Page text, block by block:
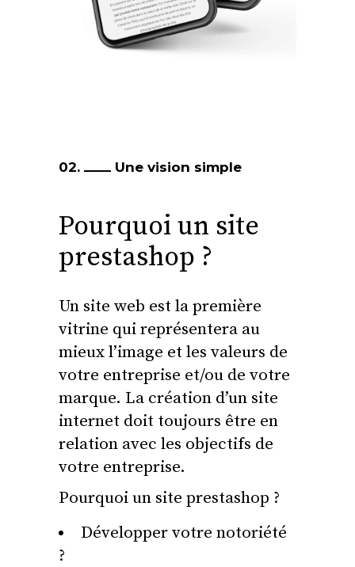
02. Une vision simple
Pourquoi un site
prestashop ?
Un site web est la première
vitrine qui représentera au
mieux l’image et les valeurs de
votre entreprise et/ou de votre
marque. La création d’un site
internet doit toujours être en
relation avec les objectifs de
votre entreprise.
Pourquoi un site prestashop ?
Développer votre notoriété
?